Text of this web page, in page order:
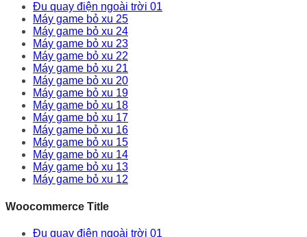
Đu quay điện ngoài trời 01
Máy game bỏ xu 25
Máy game bỏ xu 24
Máy game bỏ xu 23
Máy game bỏ xu 22
Máy game bỏ xu 21
Máy game bỏ xu 20
Máy game bỏ xu 19
Máy game bỏ xu 18
Máy game bỏ xu 17
Máy game bỏ xu 16
Máy game bỏ xu 15
Máy game bỏ xu 14
Máy game bỏ xu 13
Máy game bỏ xu 12
Woocommerce Title
Đu quay điện ngoài trời 01